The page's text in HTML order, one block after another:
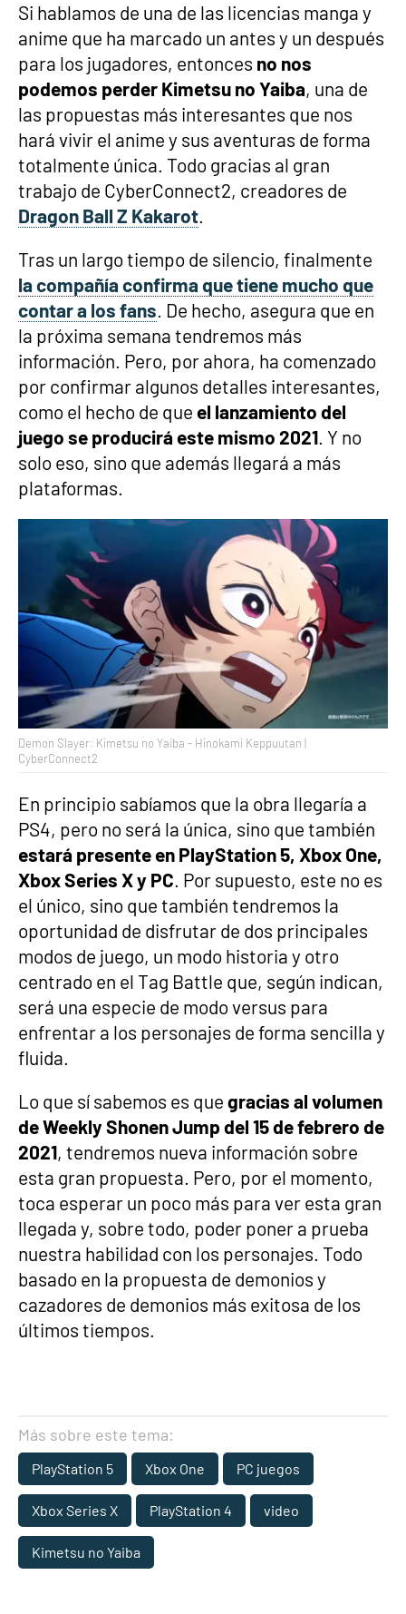
Si hablamos de una de las licencias manga y
anime que ha marcado un antes y un después
para los jugadores, entonces no nos
podemos perder Kimetsu no Yaiba, una de
las propuestas más interesantes que nos
hará vivir el anime y sus aventuras de forma
totalmente única. Todo gracias al gran
trabajo de CyberConnect2, creadores de
Dragon Ball Z Kakarot.
Tras un largo tiempo de silencio, finalmente
la compañía confirma que tiene mucho que
contar a los fans. De hecho, asegura que en
la próxima semana tendremos más
información. Pero, por ahora, ha comenzado
por confirmar algunos detalles interesantes,
como el hecho de que el lanzamiento del
juego se producirá este mismo 2021. Y no
solo eso, sino que además llegará a más
plataformas.
Demon Slayer: Kimetsu no Yaiba - Hinokami Keppuutan |
CyberConnect2
En principio sabíamos que la obra llegaría a
PS4, pero no será la única, sino que también
estará presente en PlayStation 5, Xbox One,
Xbox Series X y PC. Por supuesto, este no es
el único, sino que también tendremos la
oportunidad de disfrutar de dos principales
modos de juego, un modo historia y otro
centrado en el Tag Battle que, según indican,
será una especie de modo versus para
enfrentar a los personajes de forma sencilla y
fluida.
Lo que sí sabemos es que gracias al volumen
de Weekly Shonen Jump del 15 de febrero de
2021, tendremos nueva información sobre
esta gran propuesta. Pero, por el momento,
toca esperar un poco más para ver esta gran
llegada y, sobre todo, poder poner a prueba
nuestra habilidad con los personajes. Todo
basado en la propuesta de demonios y
cazadores de demonios más exitosa de los
últimos tiempos.
Más sobre este tema:
PlayStation 5 Xbox One PC juegos
Xbox Series X PlayStation 4 video
Kimetsu no Yaiba